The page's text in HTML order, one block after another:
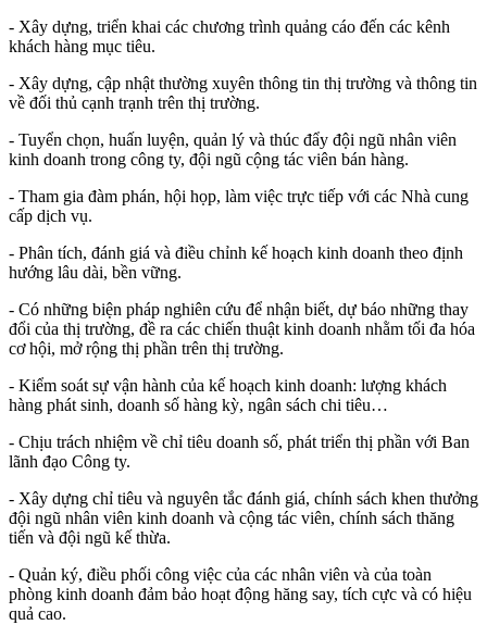
- Xây dựng, triển khai các chương trình quảng cáo đến các kênh
khách hàng mục tiêu.
- Xây dựng, cập nhật thường xuyên thông tin thị trường và thông tin
về đối thủ cạnh trạnh trên thị trường.
- Tuyển chọn, huấn luyện, quản lý và thúc đẩy đội ngũ nhân viên
kinh doanh trong công ty, đội ngũ cộng tác viên bán hàng.
- Tham gia đàm phán, hội họp, làm việc trực tiếp với các Nhà cung
cấp dịch vụ.
- Phân tích, đánh giá và điều chỉnh kế hoạch kinh doanh theo định
hướng lâu dài, bền vững.
- Có những biện pháp nghiên cứu để nhận biết, dự báo những thay
đổi của thị trường, đề ra các chiến thuật kinh doanh nhằm tối đa hóa
cơ hội, mở rộng thị phần trên thị trường.
- Kiểm soát sự vận hành của kế hoạch kinh doanh: lượng khách
hàng phát sinh, doanh số hàng kỳ, ngân sách chi tiêu…
- Chịu trách nhiệm về chỉ tiêu doanh số, phát triển thị phần với Ban
lãnh đạo Công ty.
- Xây dựng chỉ tiêu và nguyên tắc đánh giá, chính sách khen thưởng
đội ngũ nhân viên kinh doanh và cộng tác viên, chính sách thăng
tiến và đội ngũ kế thừa.
- Quản ký, điều phối công việc của các nhân viên và của toàn
phòng kinh doanh đảm bảo hoạt động hăng say, tích cực và có hiệu
quả cao.